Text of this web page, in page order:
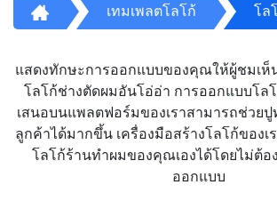
เทมเพลตโลโก้ โล
แสดงทักษะการออกแบบของคุณให้ผู้ชมเห็
โลโก้ช่างตัดผมอันโอ่อ่า การออกแบบโล
เสนอบนแพลตฟอร์มของเราสามารถช่วยปู
ลูกค้าได้มากขึ้น เครื่องมือสร้างโลโก้ของ
โลโก้ร้านทำผมของคุณเองได้โดยไม่ต้อ
ออกแบบ